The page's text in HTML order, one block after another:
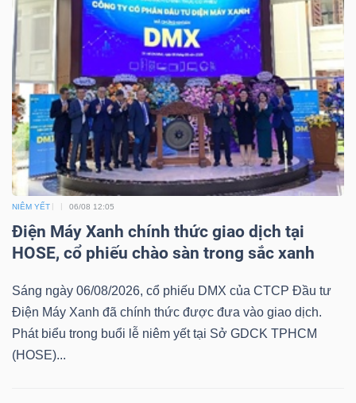
NIÊM YẾT 06/08 12:05
Điện Máy Xanh chính thức giao dịch tại
HOSE, cổ phiếu chào sàn trong sắc xanh
Sáng ngày 06/08/2026, cổ phiếu DMX của CTCP Đầu tư
Điện Máy Xanh đã chính thức được đưa vào giao dịch.
Phát biểu trong buổi lễ niêm yết tại Sở GDCK TPHCM
(HOSE)...
giả
Báo
cáo
phân
tích
(-)
Thuật
ngữ
Dịch